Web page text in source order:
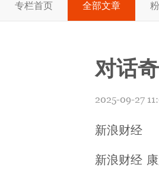
专栏首页 全部文章
对话
2025-09-27
新浪财经
新浪财经